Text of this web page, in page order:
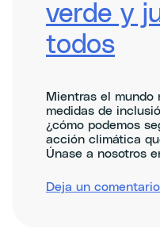
verde y
todos
Mientras el mundo
medidas de
¿cómo podemos
acción climática
Únase a nosotros
Deja un comentario